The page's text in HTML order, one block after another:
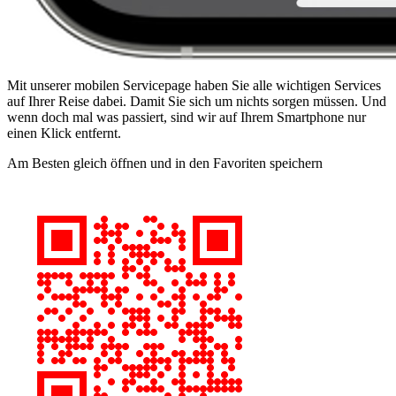
Mit unserer mobilen Servicepage haben Sie alle wichtigen Services
auf Ihrer Reise dabei. Damit Sie sich um nichts sorgen müssen. Und
wenn doch mal was passiert, sind wir auf Ihrem Smartphone nur
einen Klick entfernt.
Am Besten gleich öffnen und in den Favoriten speichern